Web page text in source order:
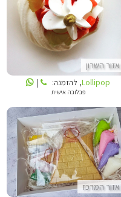
אזור השרון
LOLLIPOP
Lollipop, להזמנה: |
פבלובה אישית
אזור המרכז
דנה'לה